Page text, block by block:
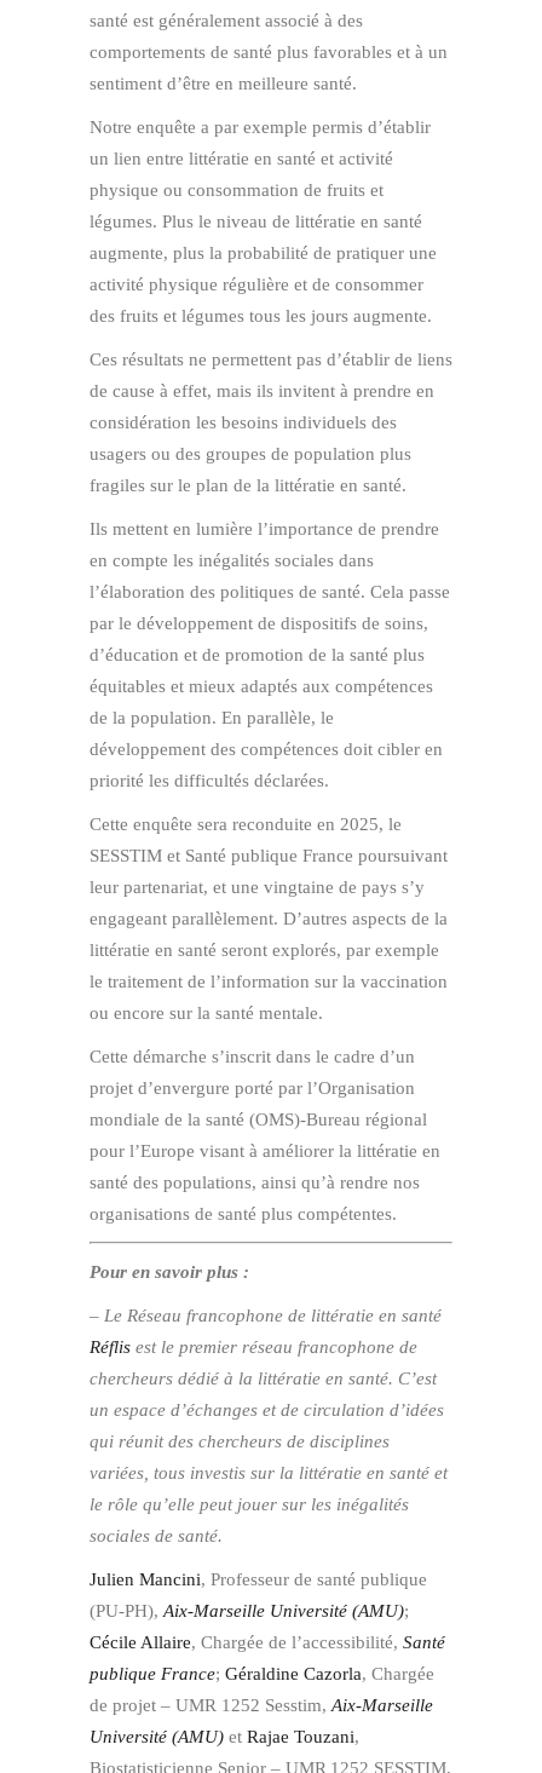
santé est généralement associé à des
comportements de santé plus favorables et à un
sentiment d’être en meilleure santé.
Notre enquête a par exemple permis d’établir
un lien entre littératie en santé et activité
physique ou consommation de fruits et
légumes. Plus le niveau de littératie en santé
augmente, plus la probabilité de pratiquer une
activité physique régulière et de consommer
des fruits et légumes tous les jours augmente.
Ces résultats ne permettent pas d’établir de liens
de cause à effet, mais ils invitent à prendre en
considération les besoins individuels des
usagers ou des groupes de population plus
fragiles sur le plan de la littératie en santé.
Ils mettent en lumière l’importance de prendre
en compte les inégalités sociales dans
l’élaboration des politiques de santé. Cela passe
par le développement de dispositifs de soins,
d’éducation et de promotion de la santé plus
équitables et mieux adaptés aux compétences
de la population. En parallèle, le
développement des compétences doit cibler en
priorité les difficultés déclarées.
Cette enquête sera reconduite en 2025, le
SESSTIM et Santé publique France poursuivant
leur partenariat, et une vingtaine de pays s’y
engageant parallèlement. D’autres aspects de la
littératie en santé seront explorés, par exemple
le traitement de l’information sur la vaccination
ou encore sur la santé mentale.
Cette démarche s’inscrit dans le cadre d’un
projet d’envergure porté par l’Organisation
mondiale de la santé (OMS)-Bureau régional
pour l’Europe visant à améliorer la littératie en
santé des populations, ainsi qu’à rendre nos
organisations de santé plus compétentes.
Pour en savoir plus :
– Le Réseau francophone de littératie en santé
Réflis est le premier réseau francophone de
chercheurs dédié à la littératie en santé. C’est
un espace d’échanges et de circulation d’idées
qui réunit des chercheurs de disciplines
variées, tous investis sur la littératie en santé et
le rôle qu’elle peut jouer sur les inégalités
sociales de santé.
Julien Mancini, Professeur de santé publique
(PU-PH), Aix-Marseille Université (AMU);
Cécile Allaire, Chargée de l’accessibilité, Santé
publique France; Géraldine Cazorla, Chargée
de projet – UMR 1252 Sesstim, Aix-Marseille
Université (AMU) et Rajae Touzani,
Biostatisticienne Senior – UMR 1252 SESSTIM,